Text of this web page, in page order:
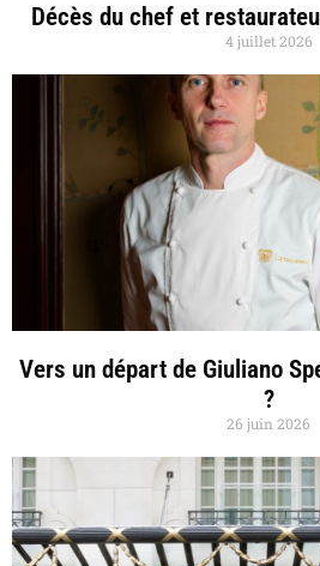
Décès du chef et
4 juillet 2026
Vers un départ de Giuliano
?
26 juin 2026